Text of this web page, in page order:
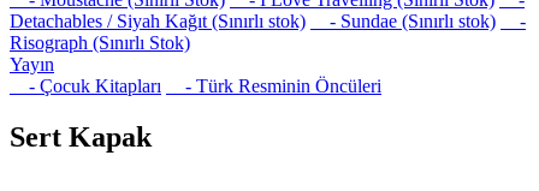
Detachables / Siyah Kağıt (Sınırlı stok)
- Sundae (Sınırlı stok)
-
Risograph (Sınırlı Stok)
Yayın
- Çocuk Kitapları
- Türk Resminin Öncüleri
Sert Kapak